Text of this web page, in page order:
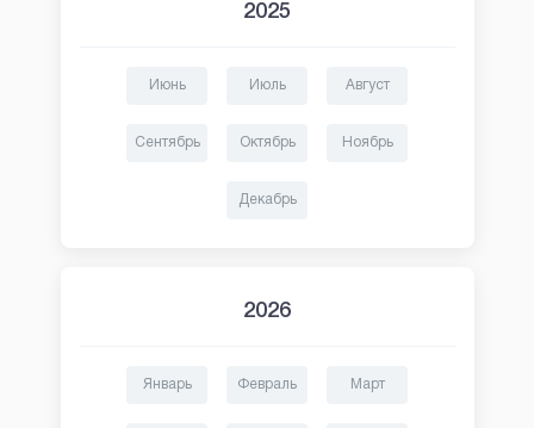
2025
Июнь Июль Август
Сентябрь Октябрь Ноябрь
Декабрь
2026
Январь Февраль Март